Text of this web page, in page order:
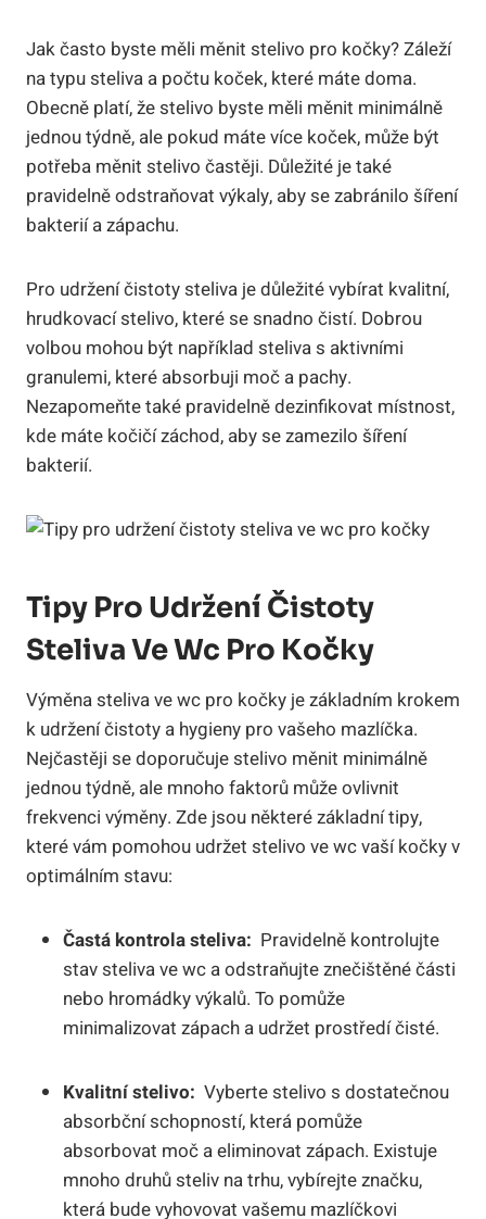
Jak často byste měli ‌měnit stelivo pro ⁤kočky? Záleží
na typu steliva a počtu koček, které máte doma.
Obecně⁣ platí, ⁢že stelivo​ byste ⁣měli měnit minimálně
⁣jednou týdně, ⁢ale pokud​ máte více koček, může být
potřeba měnit stelivo častěji.‍ Důležité je‌ také
pravidelně odstraňovat výkaly, aby se zabránilo⁢ šíření
bakterií a zápachu.
Pro udržení čistoty steliva ⁤je ⁢důležité vybírat⁤ kvalitní,
hrudkovací stelivo, které se ‍snadno čistí. Dobrou
volbou mohou být například⁤ steliva s⁢ aktivními
granulemi, ‍které‍ absorbuji moč a pachy.‍
Nezapomeňte také pravidelně ‍dezinfikovat místnost,
⁤kde máte ​kočičí záchod, aby se zamezilo šíření
bakterií.
Tipy⁤ Pro Udržení‍ Čistoty
Steliva Ve Wc⁢ Pro Kočky
Výměna steliva ve wc pro kočky je základním ‍krokem
k udržení čistoty a hygieny pro vašeho mazlíčka.⁢
Nejčastěji se doporučuje stelivo měnit minimálně
jednou týdně, ale mnoho faktorů ⁢může ovlivnit⁣
frekvenci výměny. Zde jsou některé základní⁤ tipy,
které vám pomohou udržet stelivo ve wc vaší⁢ kočky ⁣v
optimálním stavu:
Častá kontrola ⁢steliva: ⁣ Pravidelně‍ kontrolujte
stav ‍steliva ve wc a ​odstraňujte znečištěné ​části
nebo hromádky ​výkalů. To pomůže
⁣minimalizovat ⁣zápach a ⁣udržet prostředí čisté.
Kvalitní stelivo: ​ Vyberte stelivo s dostatečnou
absorbční schopností, která pomůže
absorbovat moč a eliminovat zápach.‌ Existuje
mnoho druhů steliv na trhu, vybírejte značku,
která ⁢bude vyhovovat vašemu mazlíčkovi